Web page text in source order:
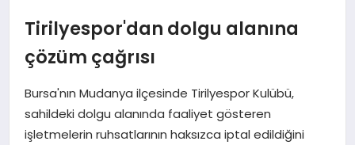
SPOR
Tirilyespor'dan dolgu alanına
çözüm çağrısı
Bursa'nın Mudanya ilçesinde Tirilyespor Kulübü,
sahildeki dolgu alanında faaliyet gösteren
işletmelerin ruhsatlarının haksızca iptal edildiğini